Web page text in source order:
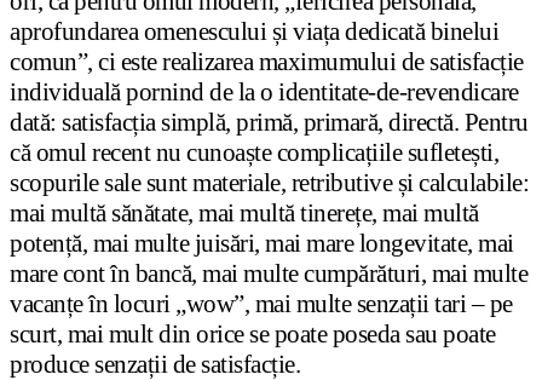
aprofundarea omenescului și viața dedicată binelui
comun”, ci este realizarea maximumului de satisfacție
individuală pornind de la o identitate-de-revendicare
dată: satisfacția simplă, primă, primară, directă. Pentru
că omul recent nu cunoaște complicațiile sufletești,
scopurile sale sunt materiale, retributive și calculabile:
mai multă sănătate, mai multă tinerețe, mai multă
potență, mai multe juisări, mai mare longevitate, mai
mare cont în bancă, mai multe cumpărături, mai multe
vacanțe în locuri „wow”, mai multe senzații tari – pe
scurt, mai mult din orice se poate poseda sau poate
produce senzații de satisfacție.